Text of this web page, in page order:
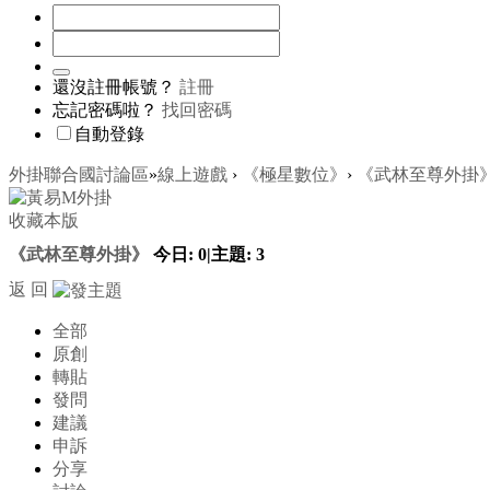
還沒註冊帳號？ 註冊
忘記密碼啦？ 找回密碼
自動登錄
外掛聯合國討論區»線上遊戲 › 《極星數位》 › 《武林至尊外掛
收藏本版
《武林至尊外掛》
今日: 0|主題: 3
返 回
全部
原創
轉貼
發問
建議
申訴
分享